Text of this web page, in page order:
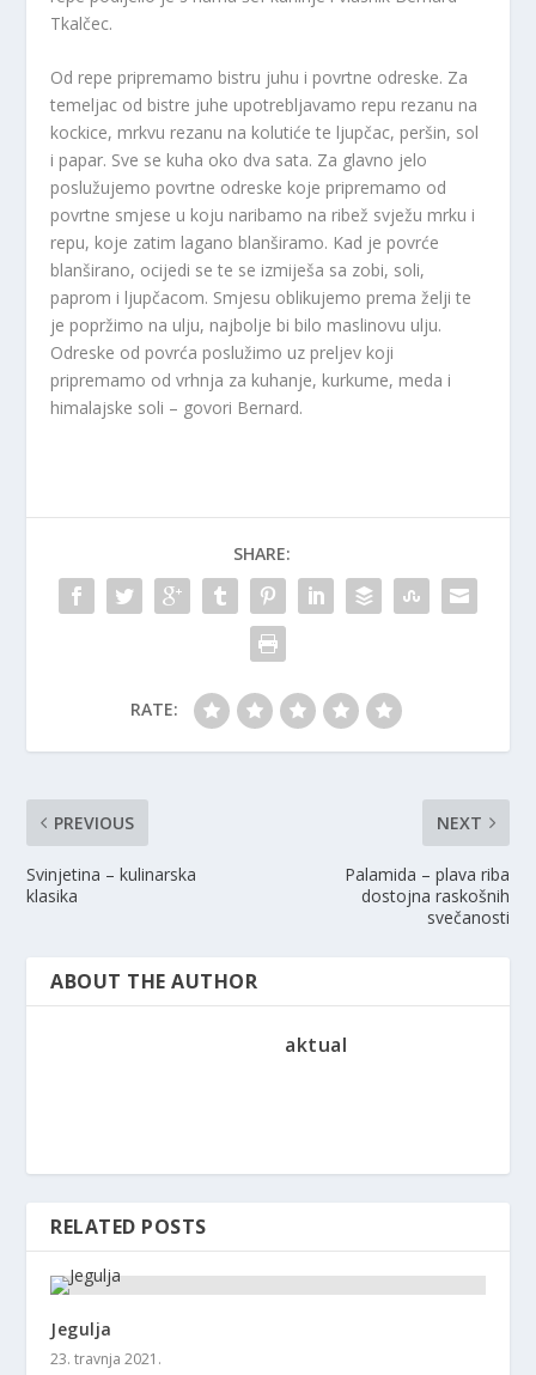
Tkalčec.
Od repe pripremamo bistru juhu i povrtne odreske. Za
temeljac od bistre juhe upotrebljavamo repu rezanu na
kockice, mrkvu rezanu na kolutiće te ljupčac, peršin, sol
i papar. Sve se kuha oko dva sata. Za glavno jelo
poslužujemo povrtne odreske koje pripremamo od
povrtne smjese u koju naribamo na ribež svježu mrku i
repu, koje zatim lagano blanširamo. Kad je povrće
blanširano, ocijedi se te se izmiješa sa zobi, soli,
paprom i ljupčacom. Smjesu oblikujemo prema želji te
je popržimo na ulju, najbolje bi bilo maslinovu ulju.
Odreske od povrća poslužimo uz preljev koji
pripremamo od vrhnja za kuhanje, kurkume, meda i
himalajske soli – govori Bernard.
SHARE:
RATE:
PREVIOUS
Svinjetina – kulinarska
klasika
NEXT
Palamida – plava riba
dostojna raskošnih
svečanosti
ABOUT THE AUTHOR
aktual
RELATED POSTS
Jegulja
23. travnja 2021.